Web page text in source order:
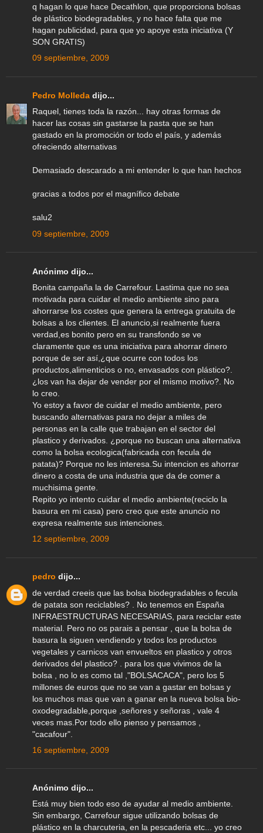
q hagan lo que hace Decathlon, que proporciona bolsas
de plástico biodegradables, y no hace falta que me
hagan publicidad, para que yo apoye esta iniciativa (Y
SON GRATIS)
09 septiembre, 2009
Pedro Molleda dijo...
Raquel, tienes toda la razón... hay otras formas de
hacer las cosas sin gastarse la pasta que se han
gastado en la promoción or todo el país, y además
ofreciendo alternativas
Demasiado descarado a mi entender lo que han hechos
gracias a todos por el magnífico debate
salu2
09 septiembre, 2009
Anónimo dijo...
Bonita campaña la de Carrefour. Lastima que no sea
motivada para cuidar el medio ambiente sino para
ahorrarse los costes que genera la entrega gratuita de
bolsas a los clientes. El anuncio,si realmente fuera
verdad,es bonito pero en su transfondo se ve
claramente que es una iniciativa para ahorrar dinero
porque de ser así,¿que ocurre con todos los
productos,alimenticios o no, envasados con plástico?.
¿los van ha dejar de vender por el mismo motivo?. No
lo creo.
Yo estoy a favor de cuidar el medio ambiente, pero
buscando alternativas para no dejar a miles de
personas en la calle que trabajan en el sector del
plastico y derivados. ¿porque no buscan una alternativa
como la bolsa ecologica(fabricada con fecula de
patata)? Porque no les interesa.Su intencion es ahorrar
dinero a costa de una industria que da de comer a
muchisima gente.
Repito yo intento cuidar el medio ambiente(reciclo la
basura en mi casa) pero creo que este anuncio no
expresa realmente sus intenciones.
12 septiembre, 2009
pedro dijo...
de verdad creeis que las bolsa biodegradables o fecula
de patata son reciclables? . No tenemos en España
INFRAESTRUCTURAS NECESARIAS, para reciclar este
material. Pero no os parais a pensar , que la bolsa de
basura la siguen vendiendo y todos los productos
vegetales y carnicos van envueltos en plastico y otros
derivados del plastico? . para los que vivimos de la
bolsa , no lo es como tal ,"BOLSACACA", pero los 5
millones de euros que no se van a gastar en bolsas y
los muchos mas que van a ganar en la nueva bolsa bio-
oxodegradable,porque ,señores y señoras , vale 4
veces mas.Por todo ello pienso y pensamos ,
"cacafour".
16 septiembre, 2009
Anónimo dijo...
Está muy bien todo eso de ayudar al medio ambiente.
Sin embargo, Carrefour sigue utilizando bolsas de
plástico en la charcuteria, en la pescaderia etc... yo creo